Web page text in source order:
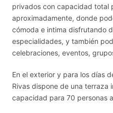
privados con capacidad total
aproximadamente, donde
cómoda e intima disfrutando
especialidades, y también
celebraciones, eventos,
En el exterior y para los días
Rivas dispone de una terraza
capacidad para 70 personas